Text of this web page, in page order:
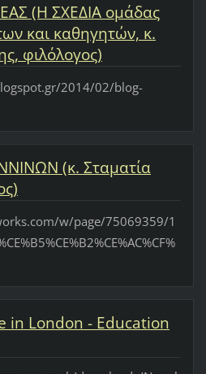
(Η ΣΧΕΔΙΑ ομάδας
και καθηγητών, κ.
φιλόλογος)
2014/02/blog-
(κ. Σταματία
w/page/75069359/1
in London - Education